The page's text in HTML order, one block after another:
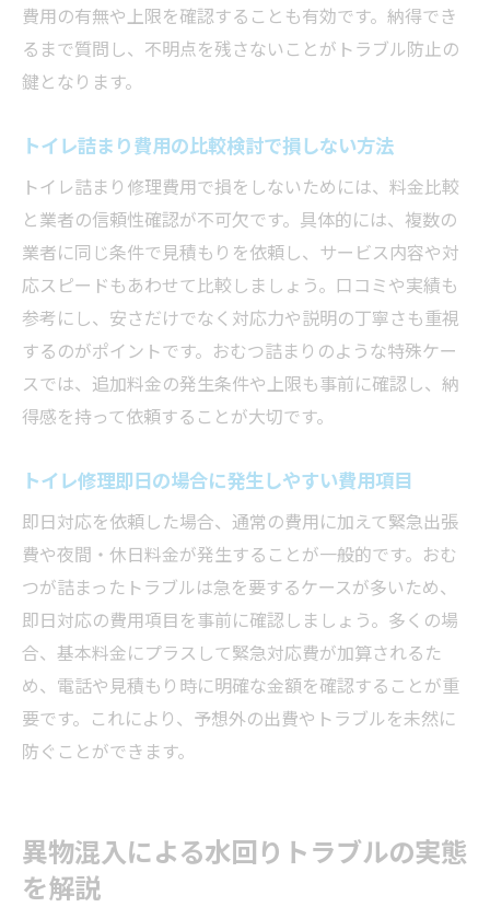
費用の有無や上限を確認することも有効です。納得でき
るまで質問し、不明点を残さないことがトラブル防止の
鍵となります。
トイレ詰まり費用の比較検討で損しない方法
トイレ詰まり修理費用で損をしないためには、料金比較
と業者の信頼性確認が不可欠です。具体的には、複数の
業者に同じ条件で見積もりを依頼し、サービス内容や対
応スピードもあわせて比較しましょう。口コミや実績も
参考にし、安さだけでなく対応力や説明の丁寧さも重視
するのがポイントです。おむつ詰まりのような特殊ケー
スでは、追加料金の発生条件や上限も事前に確認し、納
得感を持って依頼することが大切です。
トイレ修理即日の場合に発生しやすい費用項目
即日対応を依頼した場合、通常の費用に加えて緊急出張
費や夜間・休日料金が発生することが一般的です。おむ
つが詰まったトラブルは急を要するケースが多いため、
即日対応の費用項目を事前に確認しましょう。多くの場
合、基本料金にプラスして緊急対応費が加算されるた
め、電話や見積もり時に明確な金額を確認することが重
要です。これにより、予想外の出費やトラブルを未然に
防ぐことができます。
異物混入による水回りトラブルの実態
を解説